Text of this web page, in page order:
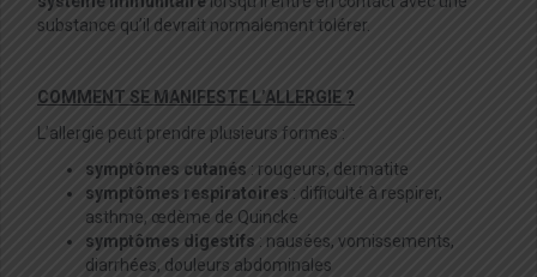
substance qu’il devrait normalement tolérer.
COMMENT SE MANIFESTE L’ALLERGIE ?
L’allergie peut prendre plusieurs formes :
symptômes cutanés : rougeurs, dermatite
symptômes respiratoires : difficulté à respirer,
asthme, œdème de Quincke
symptômes digestifs : nausées, vomissements,
diarrhées, douleurs abdominales